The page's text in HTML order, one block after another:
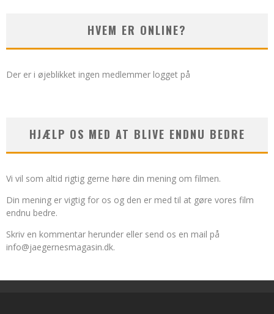
HVEM ER ONLINE?
Der er i øjeblikket ingen medlemmer logget på
HJÆLP OS MED AT BLIVE ENDNU BEDRE
Vi vil som altid rigtig gerne høre din mening om filmen.
Din mening er vigtig for os og den er med til at gøre vores film
endnu bedre.
Skriv en kommentar herunder eller send os en mail på
info@jaegernesmagasin.dk.